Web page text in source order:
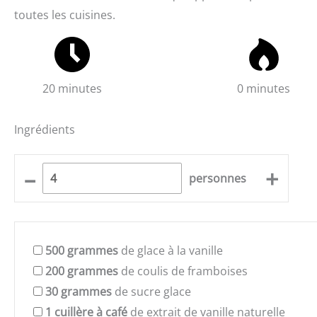
toutes les cuisines.
20 minutes 0 minutes
Ingrédients
– personnes +
500 grammes de glace à la vanille
200 grammes de coulis de framboises
30 grammes de sucre glace
1 cuillère à café de extrait de vanille naturelle